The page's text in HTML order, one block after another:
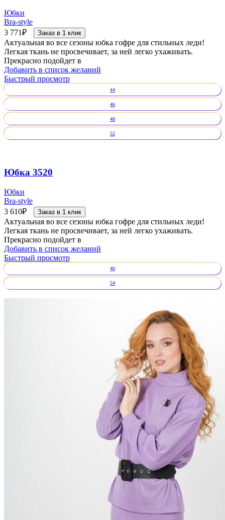
Юбки
Bra-style
3 771₽ Заказ в 1 клик
Актуальная во все сезоны юбка гофре для стильных леди!
Легкая ткань не просвечивает, за ней легко ухаживать.
Прекрасно подойдет в
Добавить в список желаний
Быстрый просмотр
44
46
48
52
Юбка 3520
Юбки
Bra-style
3 610₽ Заказ в 1 клик
Актуальная во все сезоны юбка гофре для стильных леди!
Легкая ткань не просвечивает, за ней легко ухаживать.
Прекрасно подойдет в
Добавить в список желаний
Быстрый просмотр
46
54